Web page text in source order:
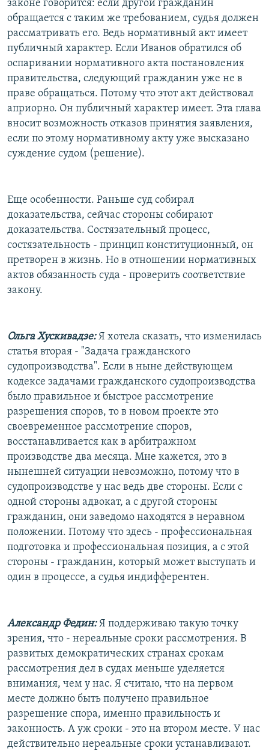
законе говорится: если другой гражданин
обращается с таким же требованием, судья должен
рассматривать его. Ведь нормативный акт имеет
публичный характер. Если Иванов обратился об
оспаривании нормативного акта постановления
правительства, следующий гражданин уже не в
праве обращаться. Потому что этот акт действовал
априорно. Он публичный характер имеет. Эта глава
вносит возможность отказов принятия заявления,
если по этому нормативному акту уже высказано
суждение судом (решение).
Еще особенности. Раньше суд собирал
доказательства, сейчас стороны собирают
доказательства. Состязательный процесс,
состязательность - принцип конституционный, он
претворен в жизнь. Но в отношении нормативных
актов обязанность суда - проверить соответствие
закону.
Ольга Хускивадзе:Я хотела сказать, что изменилась
статья вторая - "Задача гражданского
судопроизводства". Если в ныне действующем
кодексе задачами гражданского судопроизводства
было правильное и быстрое рассмотрение
разрешения споров, то в новом проекте это
своевременное рассмотрение споров,
восстанавливается как в арбитражном
производстве два месяца. Мне кажется, это в
нынешней ситуации невозможно, потому что в
судопроизводстве у нас ведь две стороны. Если с
одной стороны адвокат, а с другой стороны
гражданин, они заведомо находятся в неравном
положении. Потому что здесь - профессиональная
подготовка и профессиональная позиция, а с этой
стороны - гражданин, который может выступать и
один в процессе, а судья индифферентен.
Александр Федин:Я поддерживаю такую точку
зрения, что - нереальные сроки рассмотрения. В
развитых демократических странах срокам
рассмотрения дел в судах меньше уделяется
внимания, чем у нас. Я считаю, что на первом
месте должно быть получено правильное
разрешение спора, именно правильность и
законность. А уж сроки - это на втором месте. У нас
действительно нереальные сроки устанавливают.